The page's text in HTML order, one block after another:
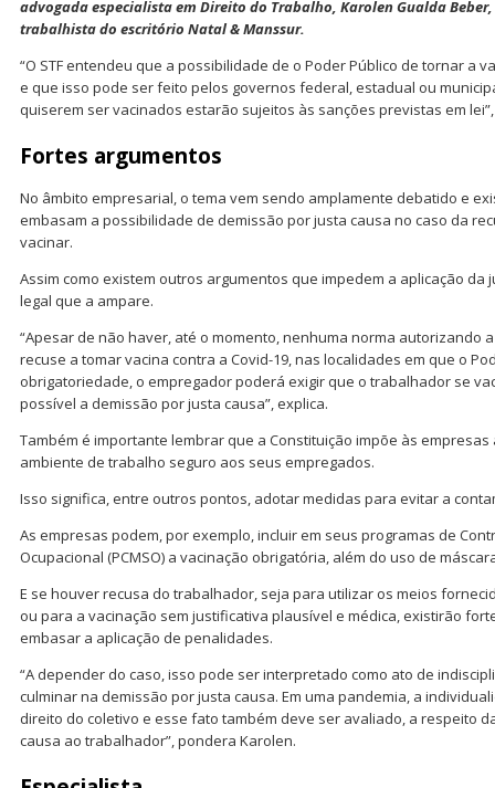
advogada especialista em Direito do Trabalho, Karolen Gualda
trabalhista do escritório Natal & Manssur.
“O STF entendeu que a possibilidade de o Poder Público de tornar a
e que isso pode ser feito pelos governos federal, estadual ou
quiserem ser vacinados estarão sujeitos às sanções previstas em
Fortes argumentos
No âmbito empresarial, o tema vem sendo amplamente debatido e
embasam a possibilidade de demissão por justa causa no caso da
vacinar.
Assim como existem outros argumentos que impedem a aplicação
legal que a ampare.
“Apesar de não haver, até o momento, nenhuma norma autorizando
recuse a tomar vacina contra a Covid-19, nas localidades em que o
obrigatoriedade, o empregador poderá exigir que o trabalhador se
possível a demissão por justa causa”, explica.
Também é importante lembrar que a Constituição impõe às
ambiente de trabalho seguro aos seus empregados.
Isso significa, entre outros pontos, adotar medidas para evitar a
As empresas podem, por exemplo, incluir em seus programas de
Ocupacional (PCMSO) a vacinação obrigatória, além do uso de
E se houver recusa do trabalhador, seja para utilizar os meios
ou para a vacinação sem justificativa plausível e médica, existirão
embasar a aplicação de penalidades.
“A depender do caso, isso pode ser interpretado como ato de
culminar na demissão por justa causa. Em uma pandemia, a
direito do coletivo e esse fato também deve ser avaliado, a respeito
causa ao trabalhador”, pondera Karolen.